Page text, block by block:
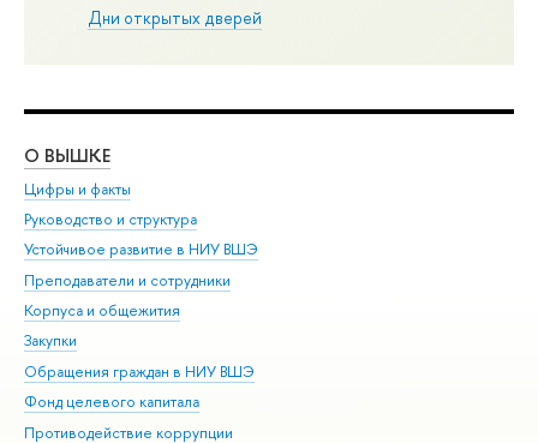
Дни открытых дверей
О ВЫШКЕ
Цифры и факты
Руководство и структура
Устойчивое развитие в НИУ ВШЭ
Преподаватели и сотрудники
Корпуса и общежития
Закупки
Обращения граждан в НИУ ВШЭ
Фонд целевого капитала
Противодействие коррупции